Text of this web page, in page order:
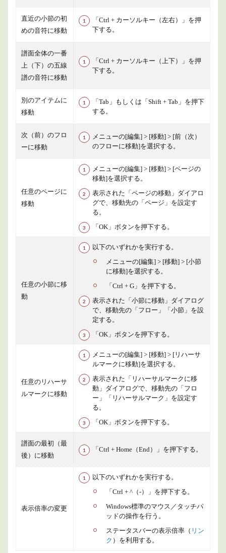
直近の小節の初
めの音符に移動
「Ctrl + カーソルキー（左右）」を押
下する。
譜面全体の一番
上（下）の五線
譜の音符に移動
「Ctrl + カーソルキー（上下）」を押
下する。
別のアイテムに
移動
「Tab」もしくは「Shift + Tab」を押下
する。
次（前）のフロ
ーに移動
メニューの[編集] > [移動] > [前（次）
のフローに移動]を選択する。
任意のページに
移動
メニューの[編集] > [移動] > [ページの
移動]を選択する。
表示された「ページの移動」ダイアロ
グで、移動先の「ページ」を設定す
る。
「OK」ボタンを押下する。
任意の小節に移
動
以下のいずれかを実行する。
メニューの[編集] > [移動] > [小節
に移動]を選択する。
「Ctrl + G」を押下する。
表示された「小節に移動」ダイアログ
で、移動先の「フロー」「小節」を設
定する。
「OK」ボタンを押下する。
任意のリハーサ
ルマークに移動
メニューの[編集] > [移動] > [リハーサ
ルマークに移動]を選択する。
表示された「リハーサルマークに移
動」ダイアログで、移動先の「フロ
ー」「リハーサルマーク」を設定す
る。
「OK」ボタンを押下する。
譜面の最初（最
後）に移動
「Ctrl + Home（End）」を押下する。
表示倍率の変更
以下のいずれかを実行する。
「Ctrl + ^（-）」を押下する。
Windows標準のマウス／タッチパ
ッドの操作を行う。
ステータスバーの表示倍率（ リン
ク ）を利用する。